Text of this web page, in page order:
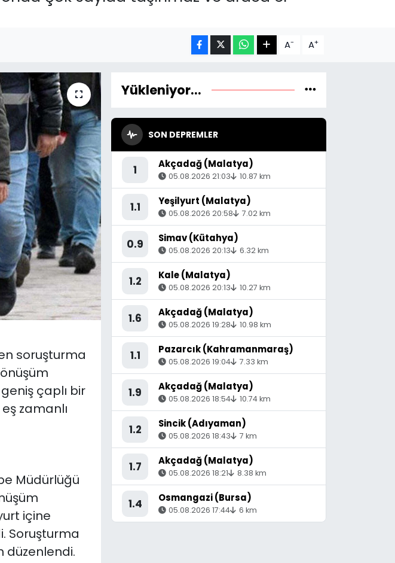
A- A+
soruşturma
çaplı bir
zamanlı
Müdürlüğü
içine
Soruşturma
düzenlendi.
Yükleniyor...
SON DEPREMLER
1 Akçadağ (Malatya)
05.08.2026 21:03 10.87 km
1.1 Yeşilyurt (Malatya)
05.08.2026 20:58 7.02 km
0.9 Simav (Kütahya)
05.08.2026 20:13 6.32 km
1.2 Kale (Malatya)
05.08.2026 20:13 10.27 km
1.6 Akçadağ (Malatya)
05.08.2026 19:28 10.98 km
1.1 Pazarcık (Kahramanmaraş)
05.08.2026 19:04 7.33 km
1.9 Akçadağ (Malatya)
05.08.2026 18:54 10.74 km
1.2 Sincik (Adıyaman)
05.08.2026 18:43 7 km
1.7 Akçadağ (Malatya)
05.08.2026 18:21 8.38 km
1.4 Osmangazi (Bursa)
05.08.2026 17:44 6 km